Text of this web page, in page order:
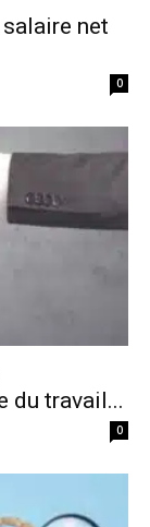
net
0
du travail...
0